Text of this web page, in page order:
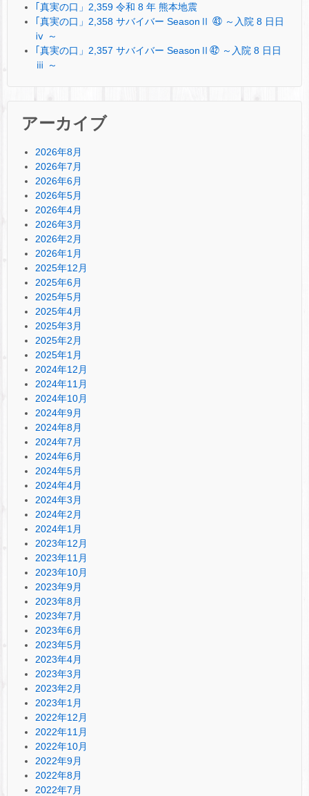
｢真実の口」2,359 令和 8 年 熊本地震
｢真実の口」2,358 サバイバー SeasonⅡ ㊸ ～入院 8 日日
ⅳ ～
｢真実の口」2,357 サバイバー SeasonⅡ㊷ ～入院 8 日日
ⅲ ～
アーカイブ
2026年8月
2026年7月
2026年6月
2026年5月
2026年4月
2026年3月
2026年2月
2026年1月
2025年12月
2025年6月
2025年5月
2025年4月
2025年3月
2025年2月
2025年1月
2024年12月
2024年11月
2024年10月
2024年9月
2024年8月
2024年7月
2024年6月
2024年5月
2024年4月
2024年3月
2024年2月
2024年1月
2023年12月
2023年11月
2023年10月
2023年9月
2023年8月
2023年7月
2023年6月
2023年5月
2023年4月
2023年3月
2023年2月
2023年1月
2022年12月
2022年11月
2022年10月
2022年9月
2022年8月
2022年7月